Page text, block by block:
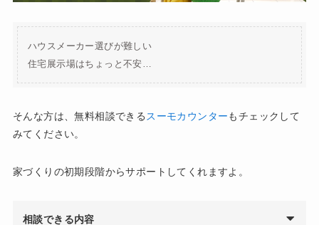
ハウスメーカー選びが難しい
住宅展示場はちょっと不安…
そんな方は、無料相談できる スーモカウンターもチェックして
みてください。
家づくりの初期段階からサポートしてくれますよ。
相談できる内容